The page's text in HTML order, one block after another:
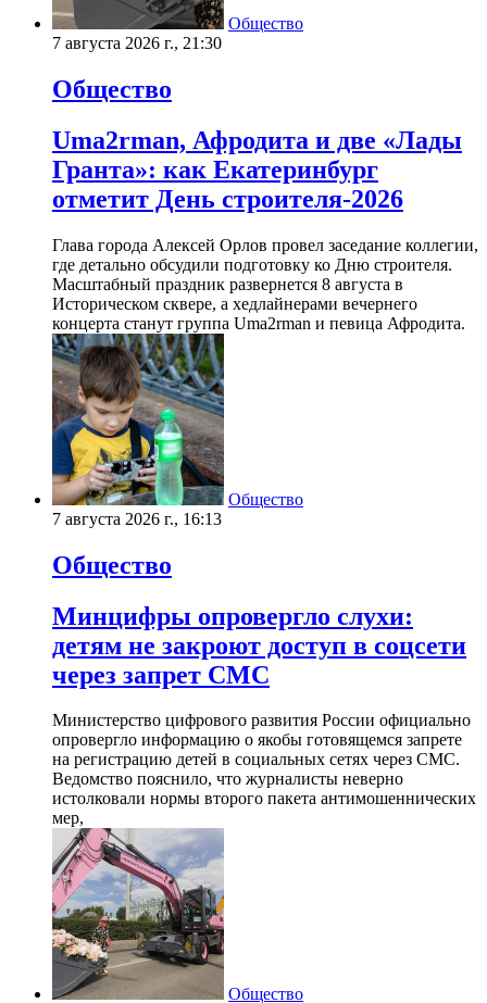
Общество
7 августа 2026 г., 21:30
Общество
Uma2rman, Афродита и две «Лады
Гранта»: как Екатеринбург
отметит День строителя-2026
Глава города Алексей Орлов провел заседание коллегии,
где детально обсудили подготовку ко Дню строителя.
Масштабный праздник развернется 8 августа в
Историческом сквере, а хедлайнерами вечернего
концерта станут группа Uma2rman и певица Афродита.
Общество
7 августа 2026 г., 16:13
Общество
Минцифры опровергло слухи:
детям не закроют доступ в соцсети
через запрет СМС
Министерство цифрового развития России официально
опровергло информацию о якобы готовящемся запрете
на регистрацию детей в социальных сетях через СМС.
Ведомство пояснило, что журналисты неверно
истолковали нормы второго пакета антимошеннических
мер,
Общество